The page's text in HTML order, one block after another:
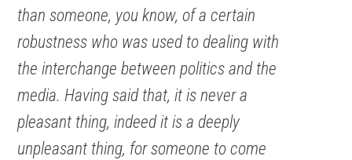
than someone, you know, of a certain
robustness who was used to dealing with
the interchange between politics and the
media. Having said that, it is never a
pleasant thing, indeed it is a deeply
unpleasant thing, for someone to come